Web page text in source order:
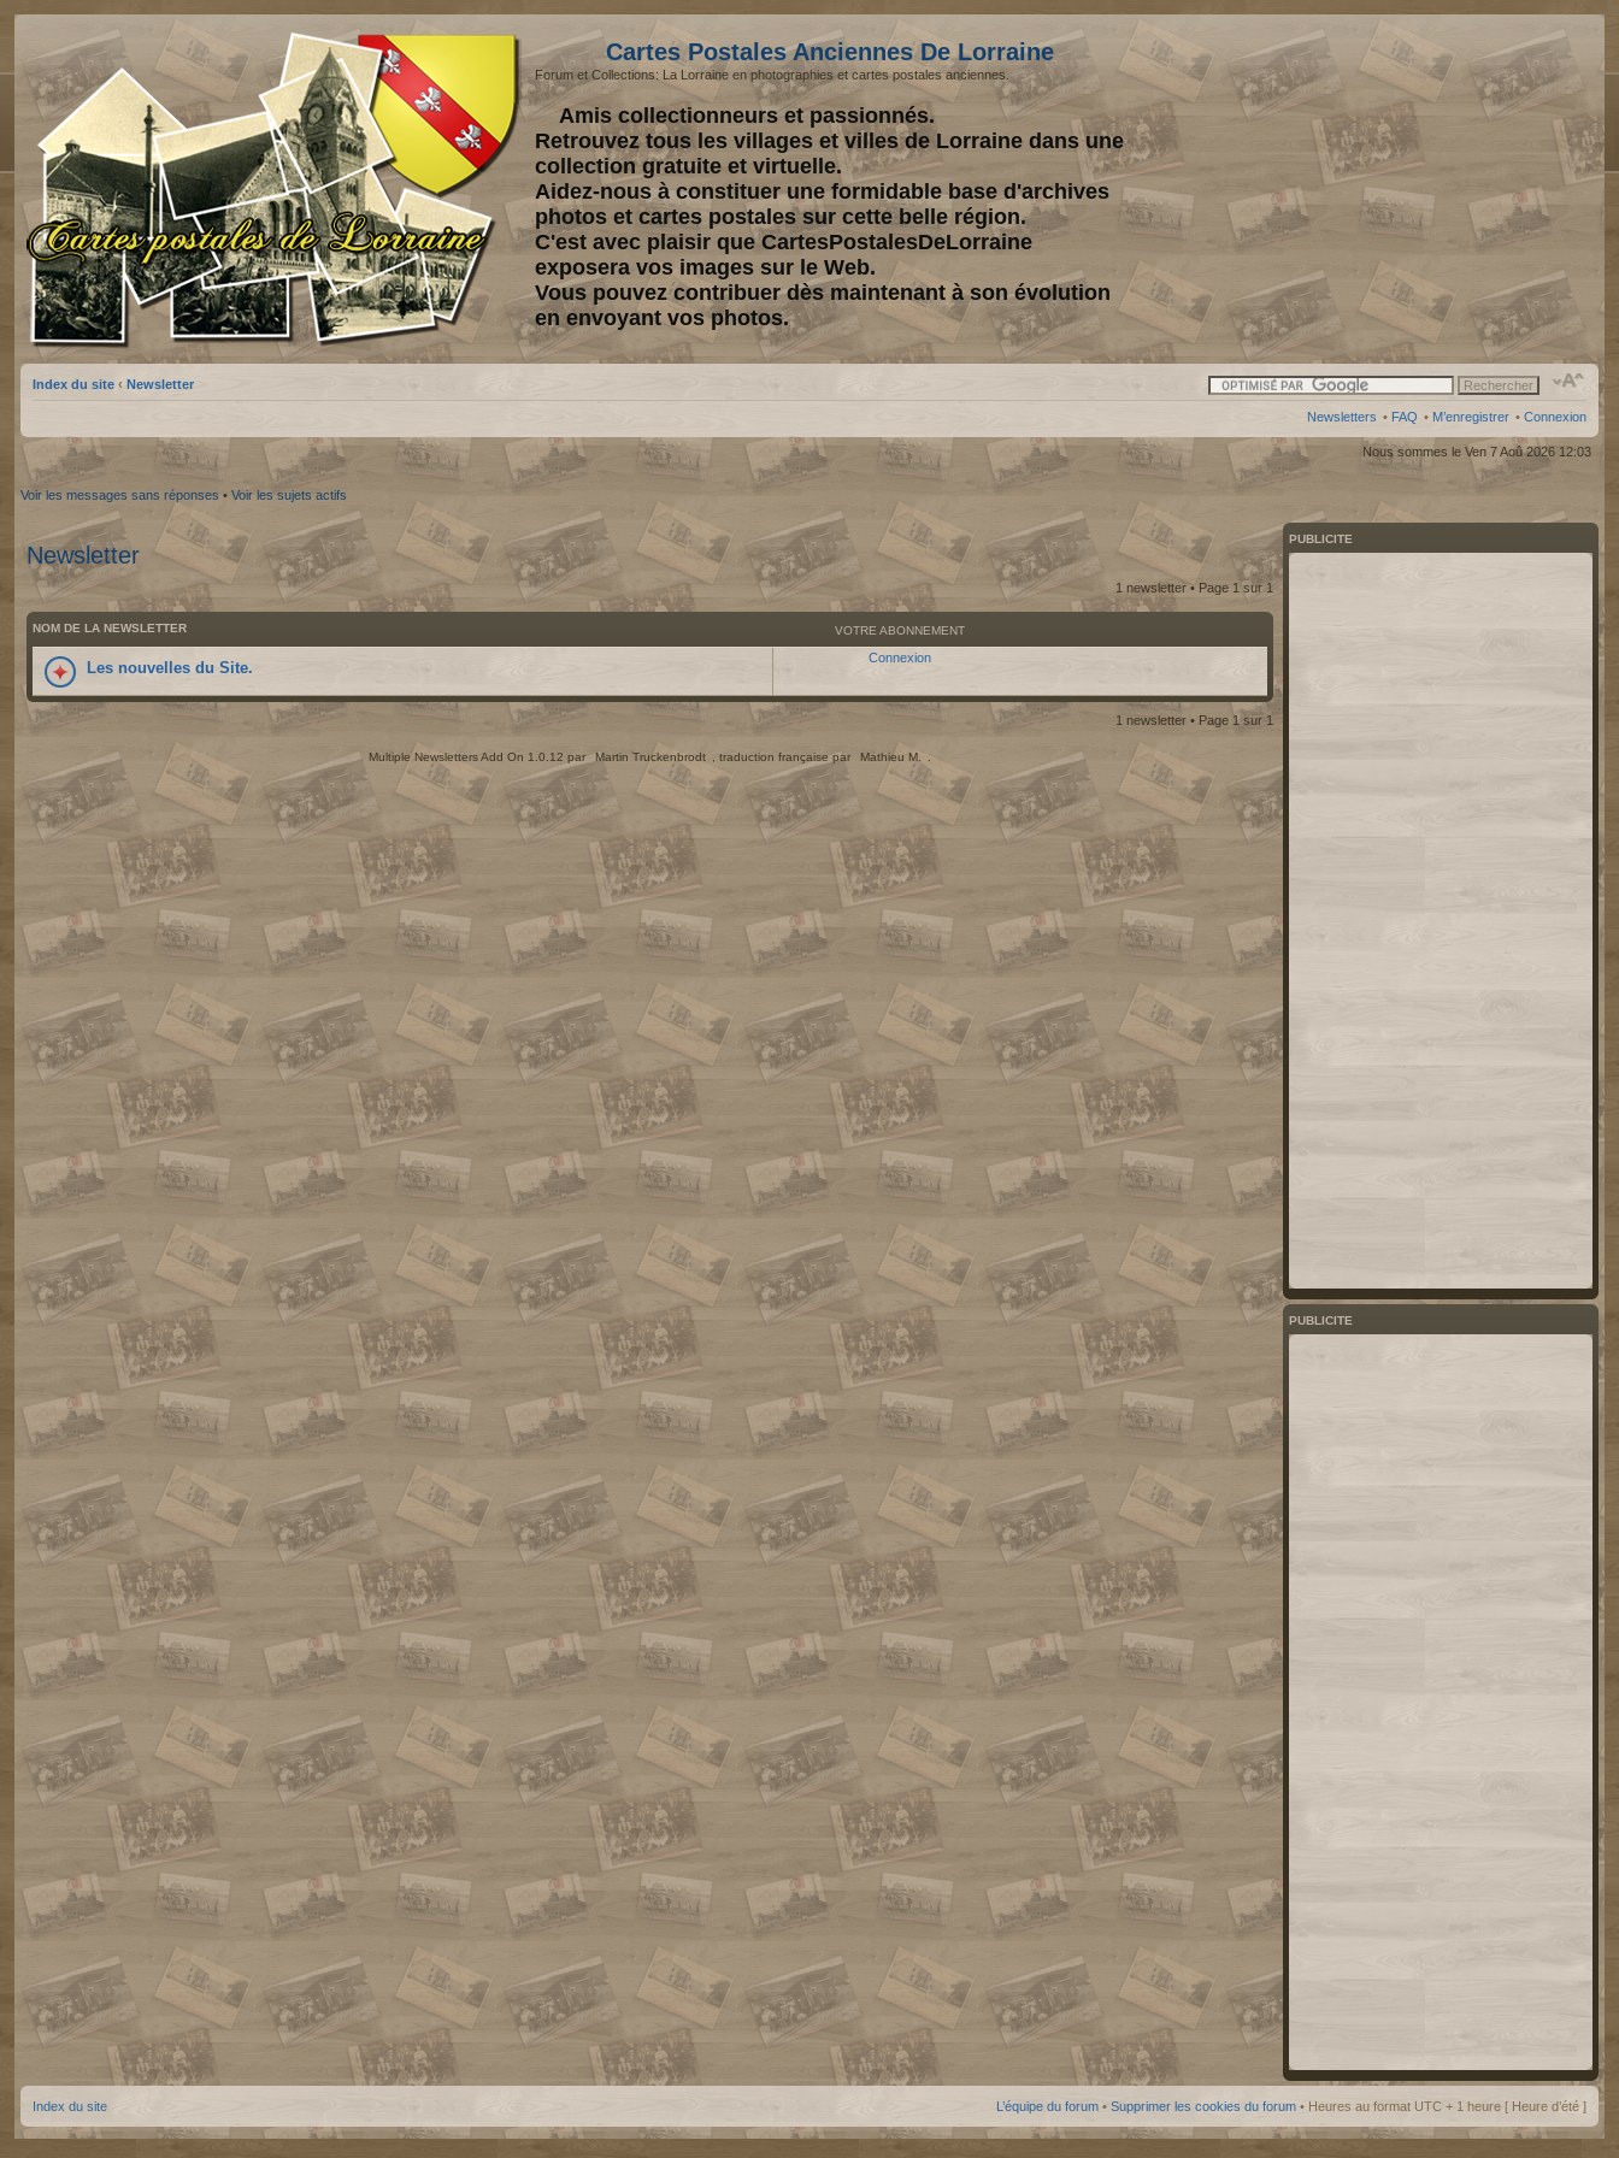
Cartes Postales Anciennes De Lorraine
Forum et Collections: La Lorraine en photographies et cartes postales anciennes.
Amis collectionneurs et passionnés.
Retrouvez tous les villages et villes de Lorraine dans une
collection gratuite et virtuelle.
Aidez-nous à constituer une formidable base d'archives
photos et cartes postales sur cette belle région.
C'est avec plaisir que CartesPostalesDeLorraine
exposera vos images sur le Web.
Vous pouvez contribuer dès maintenant à son évolution
en envoyant vos photos.
Index du site ‹ Newsletter
Newsletters • FAQ • M’enregistrer • Connexion
Nous sommes le Ven 7 Aoû 2026 12:03
Voir les messages sans réponses • Voir les sujets actifs
Newsletter
1 newsletter • Page 1 sur1
NOM DE LA NEWSLETTER VOTRE ABONNEMENT
Les nouvelles du Site.
Connexion
1 newsletter • Page 1sur1
Multiple Newsletters Add On 1.0.12 par Martin Truckenbrodt , traduction française par Mathieu M. .
PUBLICITE
PUBLICITE
Index du site L’équipe du forum • Supprimer les cookies du forum • Heures au format UTC + 1 heure [ Heure d’été ]